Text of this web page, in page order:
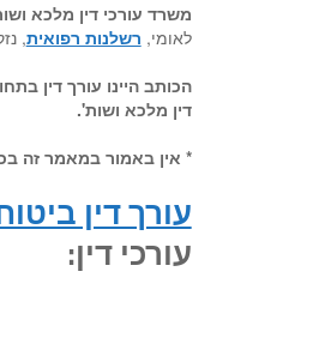
משרד עורכי דין מלכא
לאומי, רשלנות רפואית,
הכותב היינו עורך דין
דין מלכא ושות'.
* אין באמור במאמר זה
עורך דין
עורכי דין: